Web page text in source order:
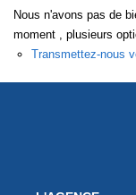
Nous n'avons pas de
moment , plusieurs
Transmettez-nous